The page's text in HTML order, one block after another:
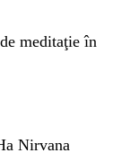
meditaţie în
Nirvana